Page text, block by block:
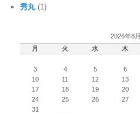
秀丸(1)
2026年8月
月
火 水 木
3
4 5 6
10
11 12 13
17
18 19 20
24
25 26 27
31